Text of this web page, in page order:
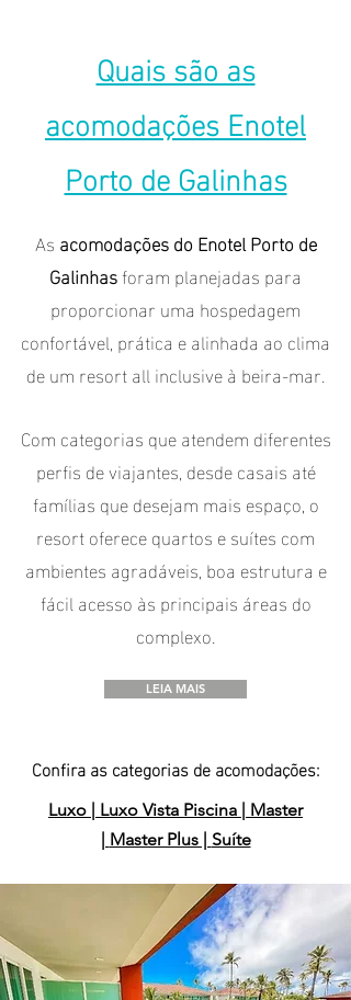
Quais são as
acomodações Enotel
Porto de Galinhas
Asacomodações do Enotel Porto de
Galinhasforam planejadas para
proporcionar uma hospedagem
confortável, prática e alinhada ao clima
de um resort all inclusive à beira-mar.
Com categorias que atendem diferentes
perfis de viajantes, desde casais até
famílias que desejam mais espaço, o
resort oferece quartos e suítes com
ambientes agradáveis, boa estrutura e
fácil acesso às principais áreas do
complexo.
LEIA MAIS
Confira as categorias de acomodações:
Luxo | Luxo Vista Piscina | Master
| Master Plus | Suíte